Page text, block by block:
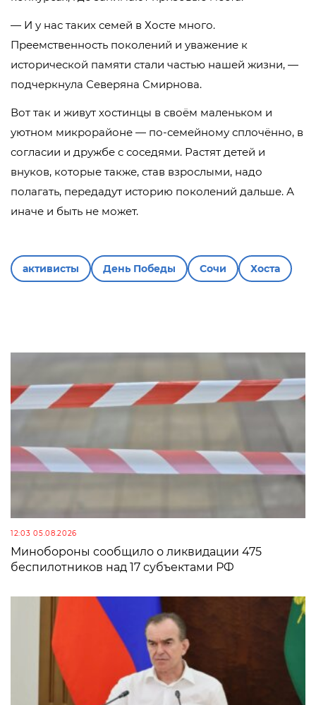
— И у нас таких семей в Хосте много.
Преемственность поколений и уважение к
исторической памяти стали частью нашей жизни, —
подчеркнула Северяна Смирнова.
Вот так и живут хостинцы в своём маленьком и
уютном микрорайоне — по-семейному сплочённо, в
согласии и дружбе с соседями. Растят детей и
внуков, которые также, став взрослыми, надо
полагать, передадут историю поколений дальше. А
иначе и быть не может.
активисты День Победы Сочи Хоста
12:03 05.08.2026
Минобороны сообщило о ликвидации 475
беспилотников над 17 субъектами РФ